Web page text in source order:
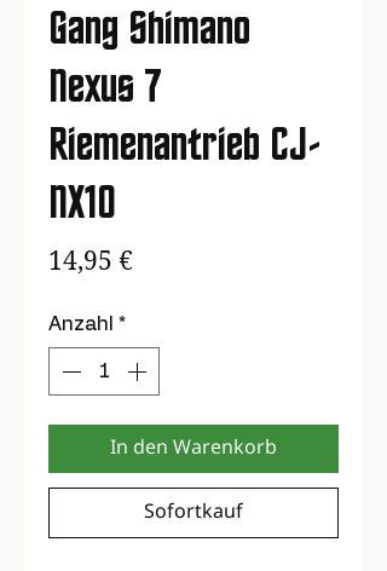
Gang Shimano
Nexus 7
Riemenantrieb CJ-
NX10
14,95 €
Anzahl *
In den Warenkorb
Sofortkauf